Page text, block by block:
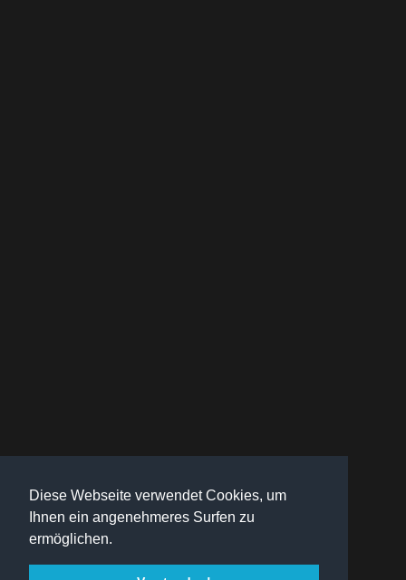
Diese Webseite verwendet Cookies, um
Ihnen ein angenehmeres Surfen zu
ermöglichen.